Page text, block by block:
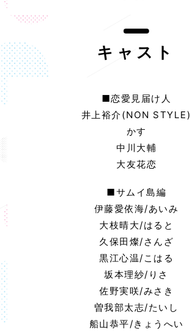
キャスト
■恋愛見届け人
井上裕介(NON STYLE)
かす
中川大輔
大友花恋
■サムイ島編
伊藤愛依海/あいみ
大枝晴大/はると
久保田燦/さんざ
黒江心温/こはる
坂本理紗/りさ
佐野実咲/みさき
曽我部太志/たいし
船山恭平/きょうへい